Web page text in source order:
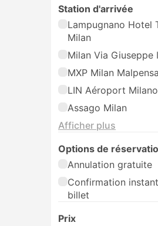
Station d'arrivée
Lampugnano Hotel
Milan
Milan Via Giuseppe
MXP Milan
LIN Aéroport
Assago Milan
Afficher plus
Options de
Annulation gratuite
Confirmation
billet
Prix